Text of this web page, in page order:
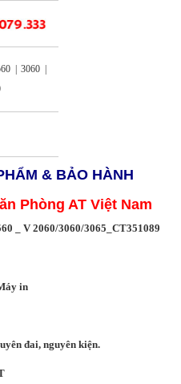
| 3060 |
& BẢO HÀNH
Phòng AT Việt Nam
_ V 2060/3060/3065_CT351089
in
đai, nguyên kiện.